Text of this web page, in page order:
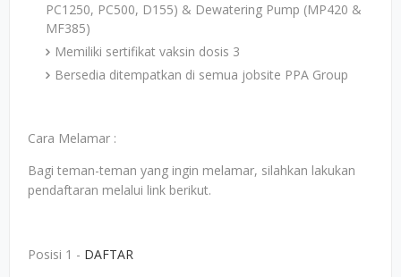
PC1250, PC500, D155) & Dewatering Pump (MP420 &
MF385)
Memiliki sertifikat vaksin dosis 3
Bersedia ditempatkan di semua jobsite PPA Group
Cara Melamar :
Bagi teman-teman yang ingin melamar, silahkan lakukan
pendaftaran melalui link berikut.
Posisi 1 - DAFTAR